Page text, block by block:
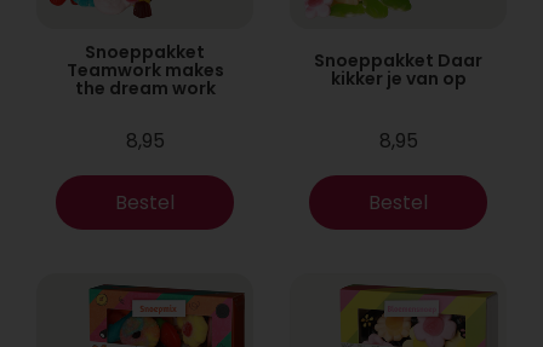
Snoeppakket
Teamwork makes
the dream work
8,95
Bestel
Snoeppakket Daar
kikker je van op
8,95
Bestel